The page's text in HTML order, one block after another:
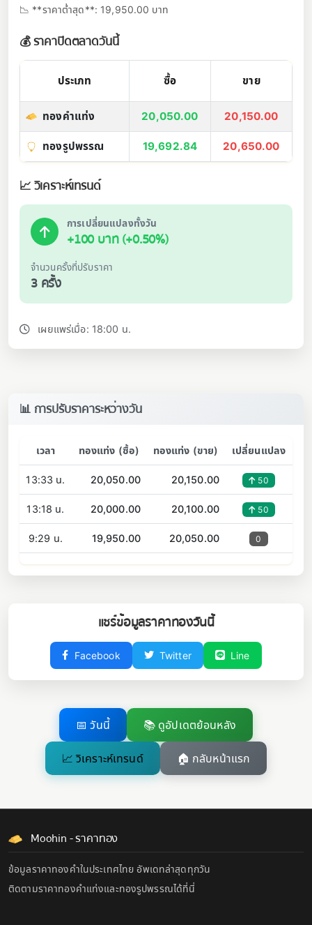
📉 **ราคาต่ำสุด**: 19,950.00 บาท
💰 ราคาปิดตลาดวันนี้
ประเภท ซื้อ ขาย
ทองคำแท่ง 20,050.00 20,150.00
ทองรูปพรรณ 19,692.84 20,650.00
📈 วิเคราะห์เทรนด์
การเปลี่ยนแปลงทั้งวัน
+100 บาท (+0.50%)
จำนวนครั้งที่ปรับราคา
3 ครั้ง
เผยแพร่เมื่อ: 18:00 น.
📊 การปรับราคาระหว่างวัน
เวลา ทองแท่ง (ซื้อ) ทองแท่ง (ขาย) เปลี่ยนแปลง
13:33 น. 20,050.00 20,150.00 50
13:18 น. 20,000.00 20,100.00 50
9:29 น. 19,950.00 20,050.00 0
แชร์ข้อมูลราคาทองวันนี้
Facebook Twitter Line
📅 วันนี้ 📚 ดูอัปเดตย้อนหลัง
📈 วิเคราะห์เทรนด์ 🏠 กลับหน้าแรก
Moohin - ราคาทอง
ข้อมูลราคาทองคำในประเทศไทย อัพเดทล่าสุดทุกวัน
ติดตามราคาทองคำแท่งและทองรูปพรรณได้ที่นี่